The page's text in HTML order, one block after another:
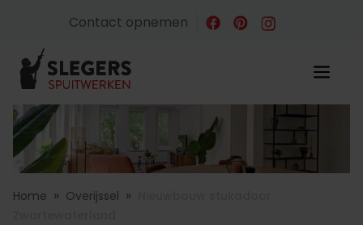
Contact opnemen
Home » Overijssel »